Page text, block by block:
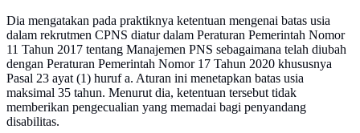
Dia mengatakan pada praktiknya ketentuan mengenai batas usia
dalam rekrutmen CPNS diatur dalam Peraturan Pemerintah Nomor
11 Tahun 2017 tentang Manajemen PNS sebagaimana telah diubah
dengan Peraturan Pemerintah Nomor 17 Tahun 2020 khususnya
Pasal 23 ayat (1) huruf a. Aturan ini menetapkan batas usia
maksimal 35 tahun. Menurut dia, ketentuan tersebut tidak
memberikan pengecualian yang memadai bagi penyandang
disabilitas.